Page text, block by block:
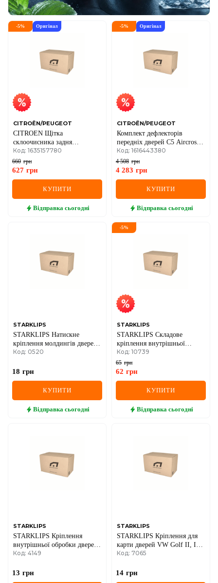
-5% Оригінал
CITROËN/PEUGEOT
CITROEN Щітка
склоочисника задня
Jumpy,Expert (1 двері)
Код: 1635157780
660 грн
627 грн
КУПИТИ
Відправка сьогодні
-5% Оригінал
CITROËN/PEUGEOT
Комплект дефлекторів
передніх дверей C5 Aircross,
Peugeot 3008 II Р84
Код: 1616443380
4 508 грн
4 283 грн
КУПИТИ
Відправка сьогодні
STARKLIPS
STARKLIPS Натискне
кріплення молдингів дверей
з двома округлими
TUCSON
Код: 0520
18 грн
КУПИТИ
Відправка сьогодні
-5%
STARKLIPS
STARKLIPS Складове
кріплення внутрішньої
обробки дверей Audi, VW,
Seat, Skoda
Код: 10739
65 грн
62 грн
КУПИТИ
Відправка сьогодні
STARKLIPS
STARKLIPS Кріплення
внутрішньої обробки дверей
SKODA, Renault
Код: 4149
13 грн
STARKLIPS
STARKLIPS Кріплення для
карти дверей VW Golf II, III,
Passat B3, B4, T4, Polo,
Код: 7065
14 грн